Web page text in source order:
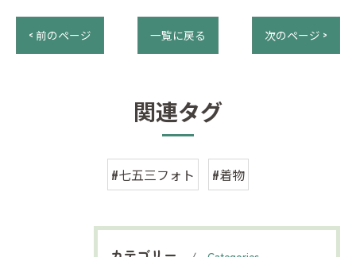
< 前のページ 一覧に戻る 次のページ >
関連タグ
#七五三フォト #着物